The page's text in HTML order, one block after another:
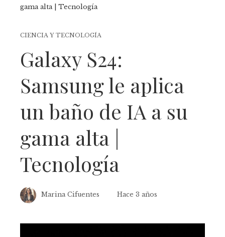
gama alta | Tecnología
CIENCIA Y TECNOLOGÍA
Galaxy S24:
Samsung le aplica
un baño de IA a su
gama alta |
Tecnología
Marina Cifuentes Hace 3 años